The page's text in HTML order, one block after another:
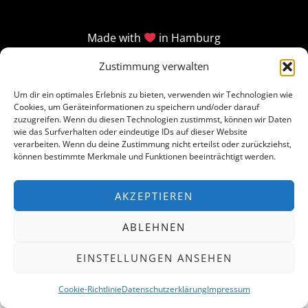
Zustimmung verwalten
Um dir ein optimales Erlebnis zu bieten, verwenden wir Technologien wie
Cookies, um Geräteinformationen zu speichern und/oder darauf
zuzugreifen. Wenn du diesen Technologien zustimmst, können wir Daten
wie das Surfverhalten oder eindeutige IDs auf dieser Website
verarbeiten. Wenn du deine Zustimmung nicht erteilst oder zurückziehst,
können bestimmte Merkmale und Funktionen beeinträchtigt werden.
AKZEPTIEREN
ABLEHNEN
EINSTELLUNGEN ANSEHEN
Cookie-RichtlinieDatenschutzerklärungImpressum
Made with in Hamburg